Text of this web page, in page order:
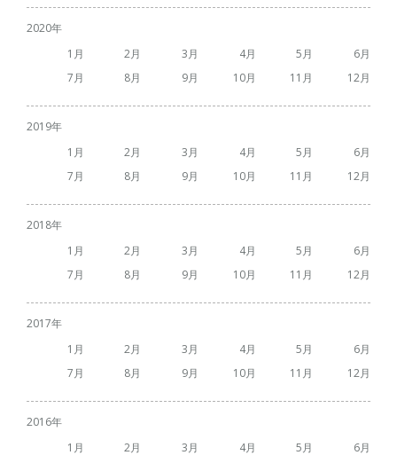
2020
1
2 3 4 5
6
7
8 9 10 11 12
2019
1
2 3 4 5
6
7
8 9 10 11 12
2018
1
2 3 4 5
6
7
8 9 10 11 12
2017
1
2 3 4 5
6
7
8 9 10 11 12
2016
1
2 3 4 5
6